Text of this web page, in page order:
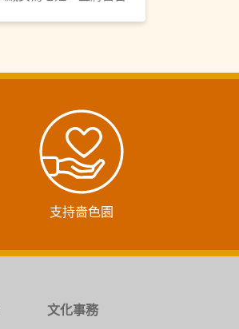
支持嗇色園
文化事務